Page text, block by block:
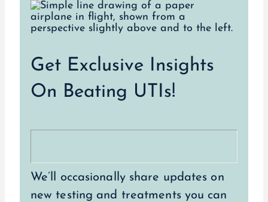
Get Exclusive Insights
On Beating UTIs!
We’ll occasionally share updates on
new testing and treatments you can